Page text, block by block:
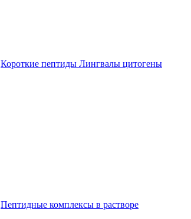
Короткие пептиды Лингвалы цитогены
Пептидные комплексы в растворе